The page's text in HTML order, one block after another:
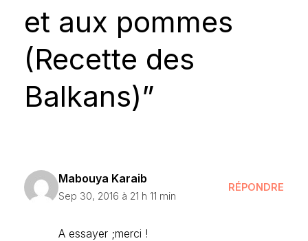
et aux pommes
(Recette des
Balkans)”
Mabouya Karaib
Sep 30, 2016 à 21 h 11 min
RÉPONDRE
A essayer ;merci !